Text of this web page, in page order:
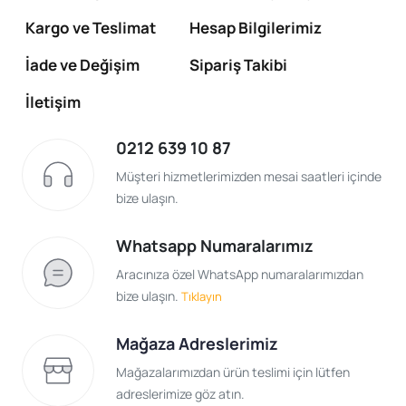
indirimlerden yararlanarak yapabilirsiniz. Tüm orijinal
parçalar ve aksesuarlar en kaliteli ve en ekonomik şekilde
adresinize postalanacaktır.
Kargo ve Teslimat
Hesap Bilgilerimiz
İade ve Değişim
Sipariş Takibi
İletişim
0212 639 10 87
Müşteri hizmetlerimizden mesai saatleri içinde
bize ulaşın.
Whatsapp Numaralarımız
Aracınıza özel WhatsApp numaralarımızdan
bize ulaşın. Tıklayın
Mağaza Adreslerimiz
Mağazalarımızdan ürün teslimi için lütfen
adreslerimize göz atın.